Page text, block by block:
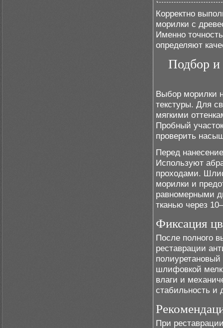
Корректно
морилки с
Именно
определяют
Подбор и
Выбор морилки
текстуры. Для
мягкими
Пробный
проверить
Перед
Используют
проходами.
морилки и
равномерными
тканью через
Фиксация
После полного
реставрации
шлифовкой
влаги и
стабильность и
При